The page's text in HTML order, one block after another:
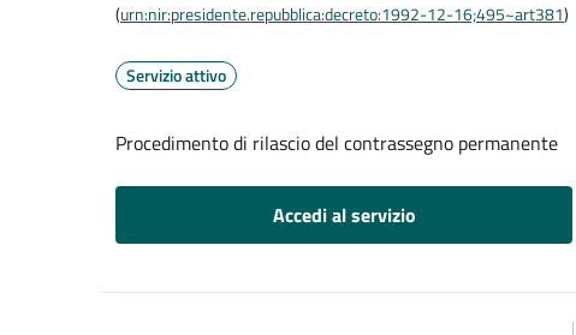
(urn:nir:presidente.repubblica:decreto:1992-12-16;495~art381)
Servizio attivo
Procedimento di rilascio del contrassegno permanente
Accedi al servizio